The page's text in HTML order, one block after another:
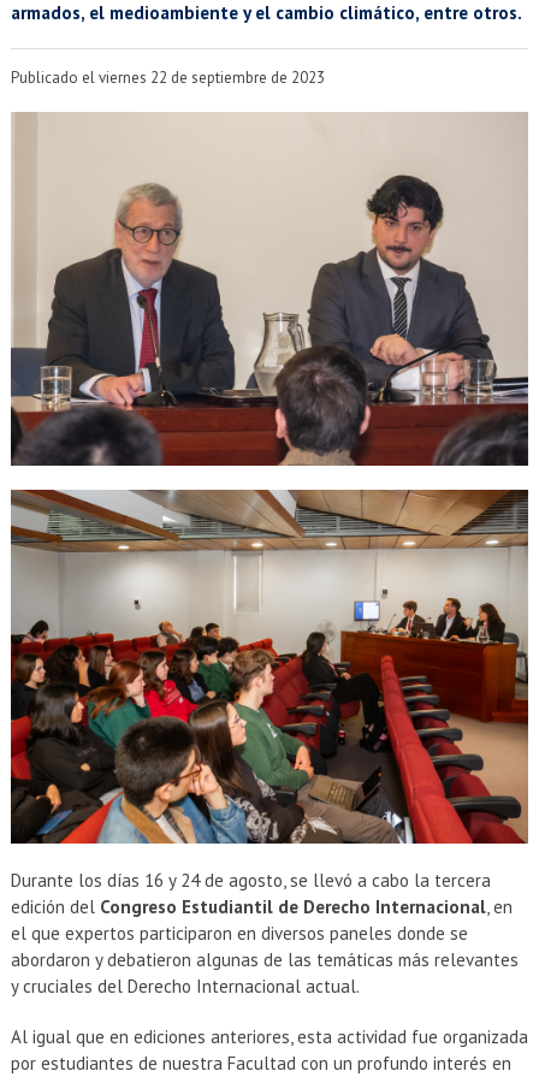
Estudiantes
Egresados
armados, el medioambiente y el cambio climático, entre otros.
Publicado el viernes 22 de septiembre de 2023
Durante los días 16 y 24 de agosto, se llevó a cabo la tercera
edición del Congreso Estudiantil de Derecho Internacional, en
el que expertos participaron en diversos paneles donde se
abordaron y debatieron algunas de las temáticas más relevantes
y cruciales del Derecho Internacional actual.
Al igual que en ediciones anteriores, esta actividad fue organizada
por estudiantes de nuestra Facultad con un profundo interés en